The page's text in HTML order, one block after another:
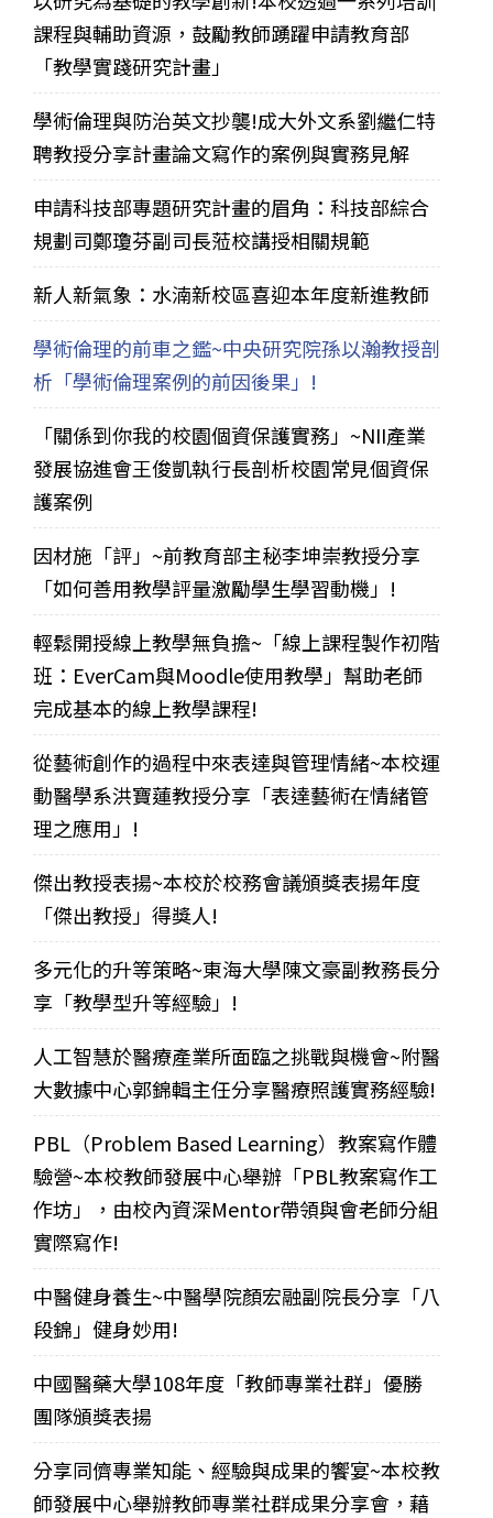
課程與輔助資源，鼓勵教師踴躍申請教育部
「教學實踐研究計畫」
學術倫理與防治英文抄襲!成大外文系劉繼仁特
聘教授分享計畫論文寫作的案例與實務見解
申請科技部專題研究計畫的眉角：科技部綜合
規劃司鄭瓊芬副司長蒞校講授相關規範
新人新氣象：水湳新校區喜迎本年度新進教師
學術倫理的前車之鑑~中央研究院孫以瀚教授剖
析「學術倫理案例的前因後果」!
「關係到你我的校園個資保護實務」~NII產業
發展協進會王俊凱執行長剖析校園常見個資保
護案例
因材施「評」~前教育部主秘李坤崇教授分享
「如何善用教學評量激勵學生學習動機」!
輕鬆開授線上教學無負擔~「線上課程製作初階
班：EverCam與Moodle使用教學」幫助老師
完成基本的線上教學課程!
從藝術創作的過程中來表達與管理情緒~本校運
動醫學系洪寶蓮教授分享「表達藝術在情緒管
理之應用」!
傑出教授表揚~本校於校務會議頒獎表揚年度
「傑出教授」得獎人!
多元化的升等策略~東海大學陳文豪副教務長分
享「教學型升等經驗」!
人工智慧於醫療產業所面臨之挑戰與機會~附醫
大數據中心郭錦輯主任分享醫療照護實務經驗!
PBL（Problem Based Learning）教案寫作體
驗營~本校教師發展中心舉辦「PBL教案寫作工
作坊」，由校內資深Mentor帶領與會老師分組
實際寫作!
中醫健身養生~中醫學院顏宏融副院長分享「八
段錦」健身妙用!
中國醫藥大學108年度「教師專業社群」優勝
團隊頒獎表揚
分享同儕專業知能、經驗與成果的饗宴~本校教
師發展中心舉辦教師專業社群成果分享會，藉